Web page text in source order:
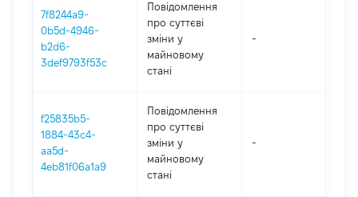
7f8244a9-
0b5d-4946-
b2d6-
3def9793f53c
Повідомлення
про суттєві
зміни y
майновому
стані
-
f25835b5-
1884-43c4-
aa5d-
4eb81f06a1a9
Повідомлення
про суттєві
зміни y
майновому
стані
-